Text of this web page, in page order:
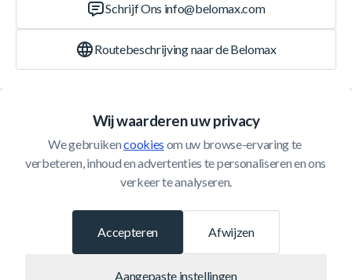
Wij waarderen uw privacy
We gebruiken cookies om uw browse-ervaring te
verbeteren, inhoud en advertenties te personaliseren en ons
verkeer te analyseren.
Afwijzen
Aangepaste instellingen
Accepteren
Klantenservice
Schrijf Ons info@belomax.com
Routebeschrijving naar de Belomax